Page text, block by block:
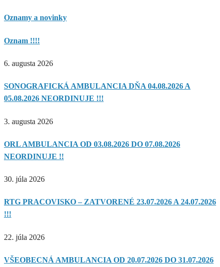
Oznamy a novinky
Oznam !!!!
6. augusta 2026
SONOGRAFICKÁ AMBULANCIA DŇA 04.08.2026 A
05.08.2026 NEORDINUJE !!!
3. augusta 2026
ORL AMBULANCIA OD 03.08.2026 DO 07.08.2026
NEORDINUJE !!
30. júla 2026
RTG PRACOVISKO – ZATVORENÉ 23.07.2026 A 24.07.2026
!!!
22. júla 2026
VŠEOBECNÁ AMBULANCIA OD 20.07.2026 DO 31.07.2026